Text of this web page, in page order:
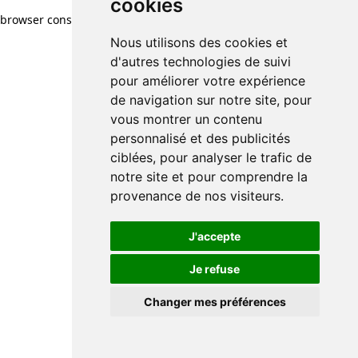
cookies
Nous utilisons des cookies et
d'autres technologies de suivi
pour améliorer votre expérience
de navigation sur notre site, pour
vous montrer un contenu
personnalisé et des publicités
ciblées, pour analyser le trafic de
notre site et pour comprendre la
provenance de nos visiteurs.
J'accepte
Je refuse
Changer mes préférences
browser console for more information)